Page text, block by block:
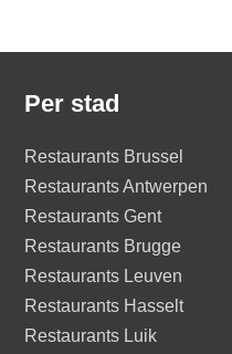
Per stad
Restaurants Brussel
Restaurants Antwerpen
Restaurants Gent
Restaurants Brugge
Restaurants Leuven
Restaurants Hasselt
Restaurants Luik